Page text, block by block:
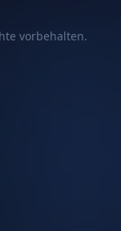
vorbehalten.